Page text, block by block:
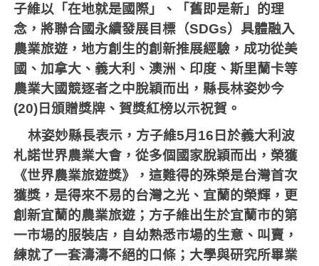
子維以「在地就是國際」、「舊即是新」的理
念，將聯合國永續發展目標（SDGs）具體融入
農業旅遊，地方創生的創新推展經驗，成功從美
國、加拿大、義大利、澳洲、印度、斯里蘭卡等
農業大國競逐者之中脫穎而出，縣長林姿妙今
(20) 日頒贈獎牌、賀獎紅榜以示祝賀。
林姿妙縣長表示，方子維5月 16 日於義大利波
札諾世界農業大會，從多個國家脫穎而出，榮獲
《世界農業旅遊獎》，這難得的殊榮是台灣首次
獲獎，是得來不易的台灣之光、宜蘭的榮輝，更
創新宜蘭的農業旅遊；方子維出生於宜蘭市的第
一市場的服裝店，自幼熟悉市場的生意、叫賣，
練就了一套濤濤不絕的口條；大學與研究所畢業